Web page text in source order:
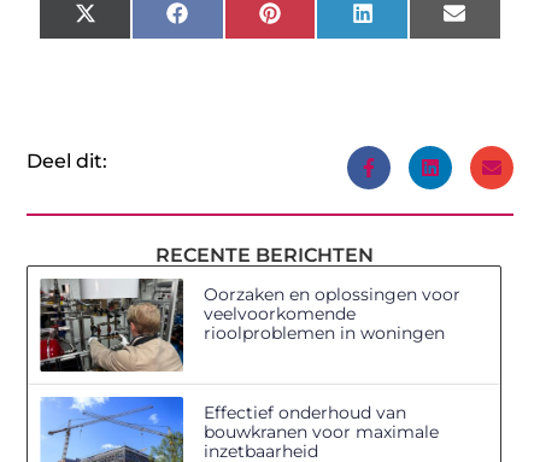
X
(Twitter)
FacebookPinterestLinkedInEmail
Deel dit:
RECENTE BERICHTEN
Oorzaken en oplossingen voor
veelvoorkomende
rioolproblemen in woningen
Effectief onderhoud van
bouwkranen voor maximale
inzetbaarheid